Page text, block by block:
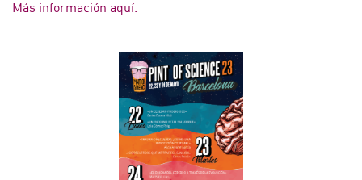
Más información aquí.